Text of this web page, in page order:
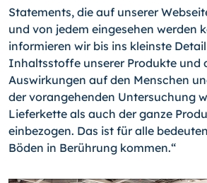
Statements, die auf unserer
und von jedem eingesehen werden
informieren wir bis ins kleinste
Inhaltsstoffe unserer Produkte und
Auswirkungen auf den Menschen
der vorangehenden Untersuchung
Lieferkette als auch der ganze
einbezogen. Das ist für alle
Böden in Berührung kommen.“